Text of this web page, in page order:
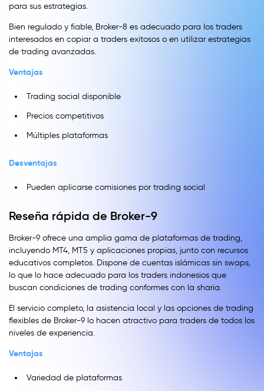
para sus estrategias.
Bien regulado y fiable, Broker-8 es adecuado para los traders
interesados en copiar a traders exitosos o en utilizar estrategias
de trading avanzadas.
Ventajas
Trading social disponible
Precios competitivos
Múltiples plataformas
Desventajas
Pueden aplicarse comisiones por trading social
Reseña rápida de Broker-9
Broker-9 ofrece una amplia gama de plataformas de trading,
incluyendo MT4, MT5 y aplicaciones propias, junto con recursos
educativos completos. Dispone de cuentas islámicas sin swaps,
lo que lo hace adecuado para los traders indonesios que
buscan condiciones de trading conformes con la sharia.
El servicio completo, la asistencia local y las opciones de trading
flexibles de Broker-9 lo hacen atractivo para traders de todos los
niveles de experiencia.
Ventajas
Variedad de plataformas